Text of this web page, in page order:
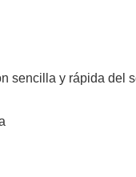
sencilla y rápida del